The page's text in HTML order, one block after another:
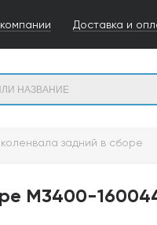
Доставка и
задний в сборе
M3400-